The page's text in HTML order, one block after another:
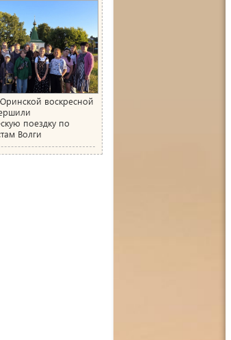
воскресной
поездку по
Волги